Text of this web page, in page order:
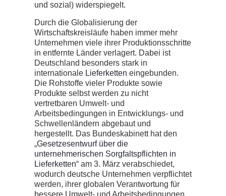
und sozial) widerspiegelt.
Durch die Globalisierung der
Wirtschaftskreisläufe haben immer mehr
Unternehmen viele ihrer Produktionsschritte
in entfernte Länder verlagert. Dabei ist
Deutschland besonders stark in
internationale Lieferketten eingebunden.
Die Rohstoffe vieler Produkte sowie
Produkte selbst werden zu nicht
vertretbaren Umwelt- und
Arbeitsbedingungen in Entwicklungs- und
Schwellenländern abgebaut und
hergestellt. Das Bundeskabinett hat den
„Gesetzesentwurf über die
unternehmerischen Sorgfaltspflichten in
Lieferketten“ am 3. März verabschiedet,
wodurch deutsche Unternehmen verpflichtet
werden, ihrer globalen Verantwortung für
bessere Umwelt- und Arbeitsbedingungen